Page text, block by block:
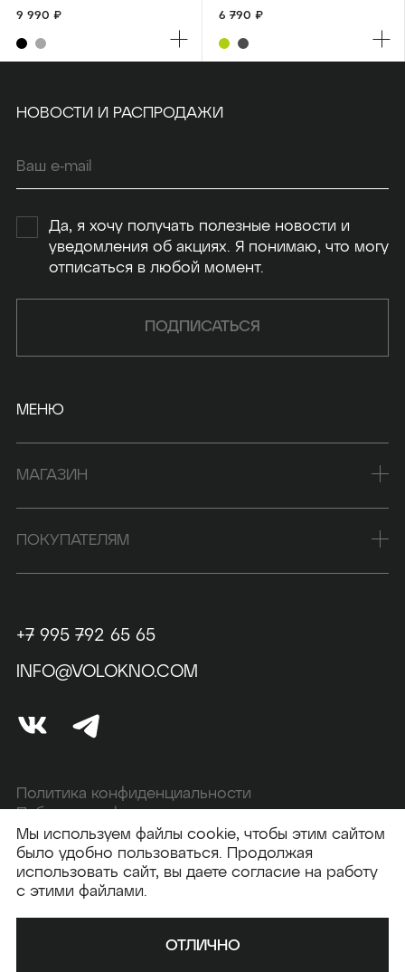
9 990 ₽
6 790 ₽
НОВОСТИ И РАСПРОДАЖИ
Да, я хочу получать полезные новости и
уведомления об акциях. Я понимаю, что могу
отписаться в любой момент.
ПОДПИСАТЬСЯ
МЕНЮ
МАГАЗИН
ПОКУПАТЕЛЯМ
2026 © VOLOKNO
Создание сайта — Elpycode
Политика конфиденциальности
Публичная оферта
+7 995 792 65 65
INFO@VOLOKNO.COM
Мы используем файлы cookie, чтобы этим сайтом
было удобно пользоваться. Продолжая
использовать сайт, вы даете согласие на работу
с этими файлами.
ОТЛИЧНО